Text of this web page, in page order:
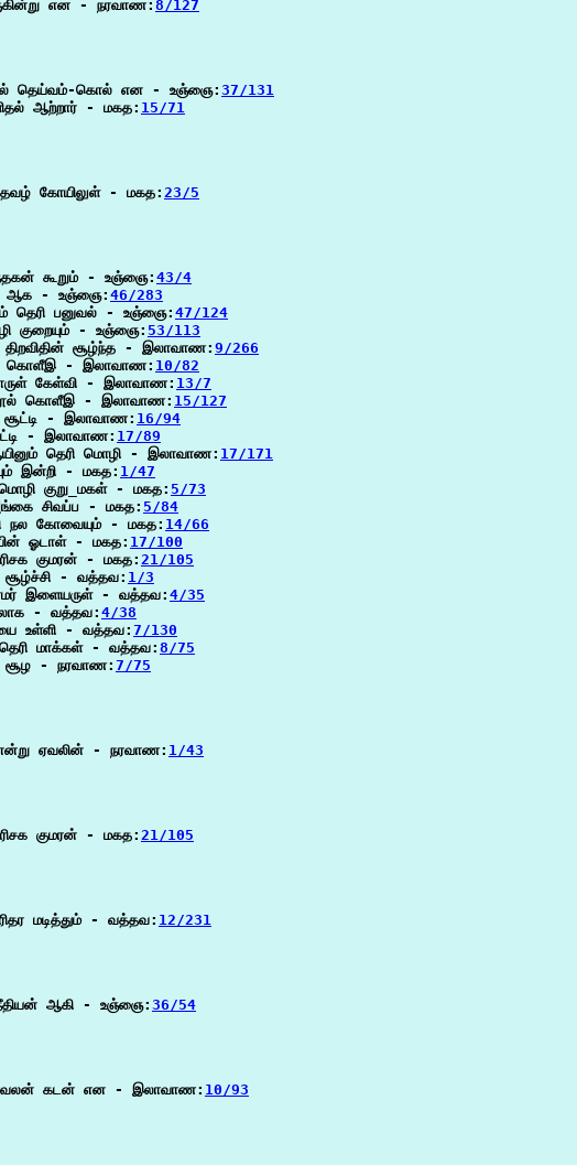
என - நரவாண:8/127
தெய்வம்-கொல் என - உஞ்ஞை: 37/131
ஆற்றார் - மகத: 15/71
தவழ் கோயிலுள் - மகத: 23/5
கூறும் - உஞ்ஞை: 43/4
ஆக - உஞ்ஞை: 46/283
தெரி பனுவல் - உஞ்ஞை:47/124
குறையும் - உஞ்ஞை: 53/113
சூழ்ந்த - இலாவாண: 9/266
கொளீஇ - இலாவாண: 10/82
கேள்வி - இலாவாண: 13/7
நூல் கொளீஇ - இலாவாண: 15/127
- இலாவாண: 16/94
- இலாவாண: 17/89
தெரி மொழி - இலாவாண: 17/171
இன்றி - மகத: 1/47
குறு_மகள் - மகத: 5/73
சிவப்ப - மகத: 5/84
நல கோவையும் - மகத: 14/66
ஓடாள் - மகத: 17/100
குமரன் - மகத: 21/105
சூழ்ச்சி - வத்தவ: 1/3
இளையருள் - வத்தவ: 4/35
- வத்தவ:4/38
உள்ளி - வத்தவ: 7/130
தெரி மாக்கள் - வத்தவ: 8/75
சூழ - நரவாண: 7/75
என்று ஏவலின் - நரவாண: 1/43
குமரன் - மகத: 21/105
மடித்தும் - வத்தவ: 12/231
நீதியன் ஆகி - உஞ்ஞை: 36/54
கடன் என - இலாவாண: 10/93